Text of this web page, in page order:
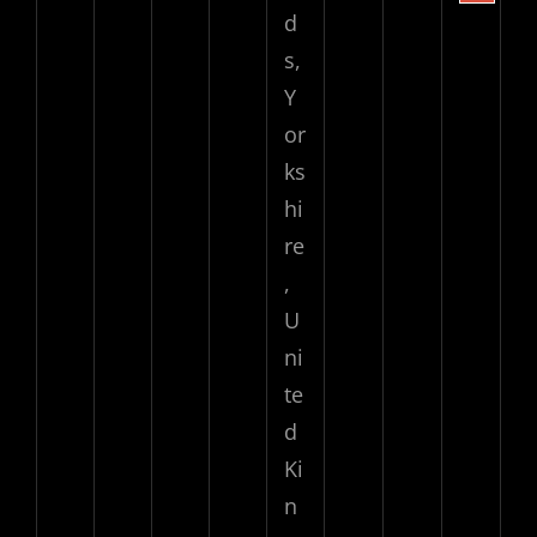
d
s,
Y
or
ks
hi
re
,
U
ni
te
d
Ki
n